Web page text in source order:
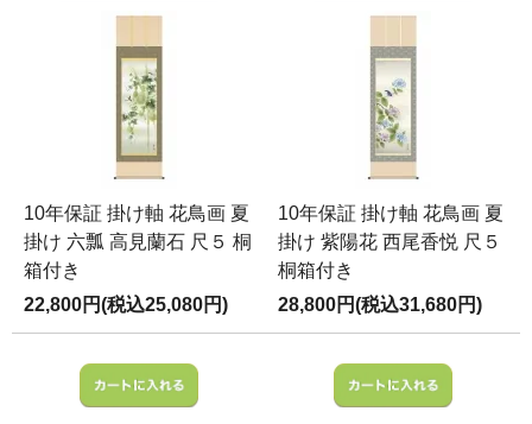
10年保証 掛け軸 花鳥画 夏
掛け 六瓢 高見蘭石 尺５ 桐
箱付き
22,800円(税込25,080円)
10年保証 掛け軸 花鳥画 夏
掛け 紫陽花 西尾香悦 尺５
桐箱付き
28,800円(税込31,680円)